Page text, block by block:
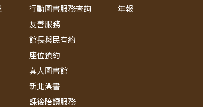
行動圖書服務查詢
友善服務
館長與民有約
座位預約
真人圖書館
新北漂書
課後陪讀服務
年報